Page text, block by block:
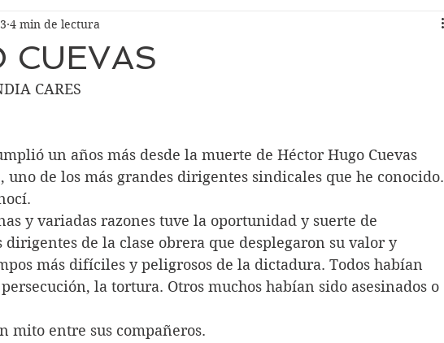
CUEVAS
4 min de lectura
CARES
un años más desde la muerte de Héctor Hugo Cuevas
uno de los más grandes dirigentes sindicales que he conocido.
y variadas razones tuve la oportunidad y suerte de
dirigentes de la clase obrera que desplegaron su valor y
más difíciles y peligrosos de la dictadura. Todos habían
la tortura. Otros muchos habían sido asesinados o
mito entre sus compañeros.